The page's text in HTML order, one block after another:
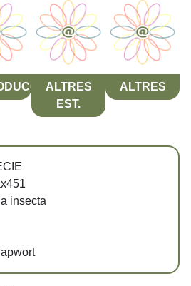
ALTRES
EST.
ALTRES
insecta